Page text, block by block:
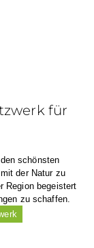
für
schönsten
der Natur zu
Region begeistert
zu schaffen.